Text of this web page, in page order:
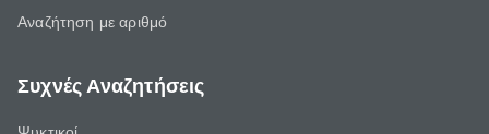
Αναζήτηση με αριθμό
Συχνές Αναζητήσεις